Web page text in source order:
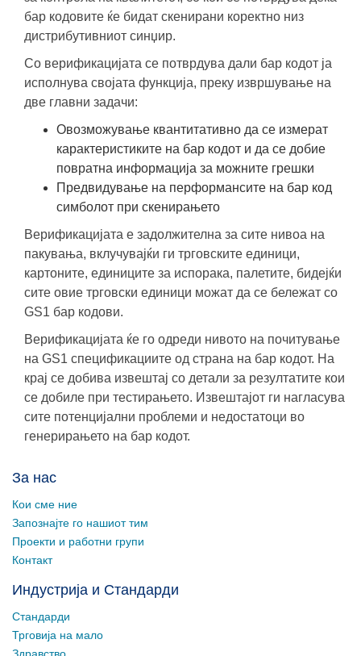
бар кодовите ќе бидат скенирани коректно низ
дистрибутивниот синџир.
Со верификацијата се потврдува дали бар кодот ја
исполнува својата функција, преку извршување на
две главни задачи:
Овозможување квантитативно да се измерат
карактеристиките на бар кодот и да се добие
повратна информација за можните грешки
Предвидување на перформансите на бар код
симболот при скенирањето
Верификацијата е задолжителна за сите нивоа на
пакувања, вклучувајќи ги трговските единици,
картоните, единиците за испорака, палетите, бидејќи
сите овие трговски единици можат да се бележат со
GS1 бар кодови.
Верификацијата ќе го одреди нивото на почитување
на GS1 спецификациите од страна на бар кодот. На
крај се добива извештај со детали за резултатите кои
се добиле при тестирањето. Извештајот ги нагласува
сите потенцијални проблеми и недостатоци во
генерирањето на бар кодот.
За нас
Кои сме ние
Запознајте го нашиот тим
Проекти и работни групи
Контакт
Индустрија и Стандарди
Стандарди
Трговија на мало